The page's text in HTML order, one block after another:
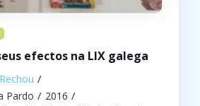
efectos na LIX galega
Pardo
2016